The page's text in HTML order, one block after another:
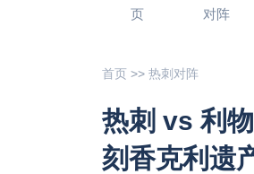
页
对阵
首页 >> 热刺对阵
热刺 vs 利
刻香克利遗